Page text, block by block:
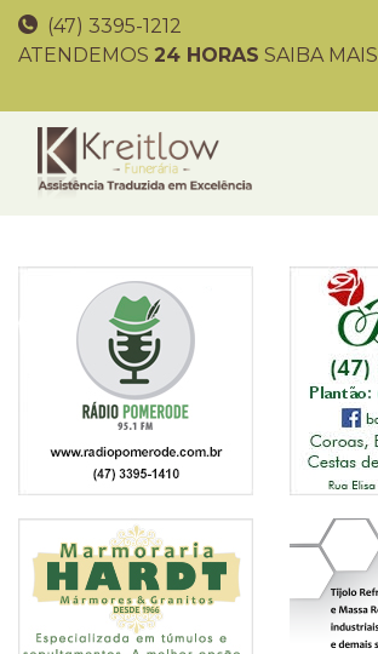
(47) 3395-1212
ATENDEMOS 24 HORAS SAIBA MAIS